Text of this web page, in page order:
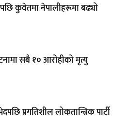
कुवेतमा नेपालीहरूमा बढ्यो
सबै १० आरोहीको मृत्यु
प्रगतिशील लोकतान्त्रिक पार्टी